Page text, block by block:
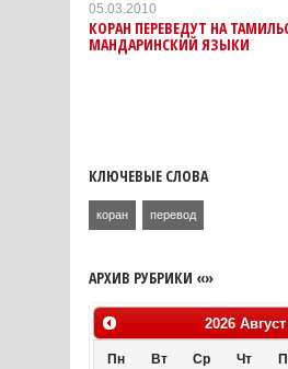
05.03.2010
КОРАН ПЕРЕВЕДУТ НА
МАНДАРИНСКИЙ ЯЗЫКИ
КЛЮЧЕВЫЕ СЛОВА
коран перевод
АРХИВ РУБРИКИ «»
2026 Август
Пн Вт Ср Чт